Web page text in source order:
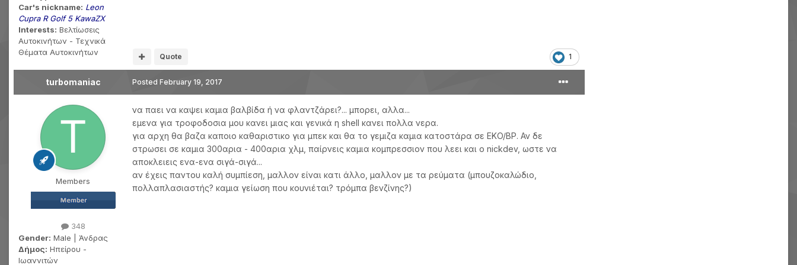
Car's nickname: Leon
Cupra R Golf 5 KawaZX
Interests: Βελτίωσεις
Αυτοκινήτων - Τεχνικά
Θέματα Αυτοκινήτων
1
Quote
turbomaniac
Members
348
Gender: Male | Άνδρας
Δήμος: Ηπείρου -
Ιωαννιτών
Posted February 19, 2017
να παει να καψει καμια βαλβίδα ή να φλαντζάρει?... μπορει, αλλα...
εμενα για τροφοδοσια μου κανει μιας και γενικά η shell κανει πολλα νερα.
για αρχη θα βαζα καποιο καθαριστικο για μπεκ και θα το γεμιζα καμια κατοστάρα σε EKO/BP. Αν δε
στρωσει σε καμια 300αρια - 400αρια χλμ, παίρνεις καμια κομπρεσσιον που λεει και ο nickdev, ωστε να
αποκλειεις ενα-ενα σιγά-σιγά...
αν έχεις παντου καλή συμπίεση, μαλλον είναι κατι άλλο, μαλλον με τα ρεύματα (μπουζοκαλώδιο,
πολλαπλασιαστής? καμια γείωση που κουνιέται? τρόμπα βενζίνης?)